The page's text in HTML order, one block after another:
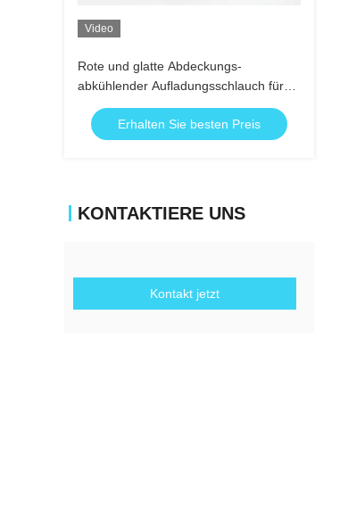
Video
Rote und glatte Abdeckungs-
abkühlender Aufladungsschlauch für
R12, R22, R134a usw.
Erhalten Sie besten Preis
KONTAKTIERE UNS
Kontakt jetzt